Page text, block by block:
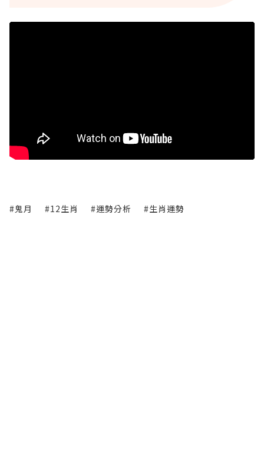
#鬼月 #12生肖 #運勢分析 #生肖運勢